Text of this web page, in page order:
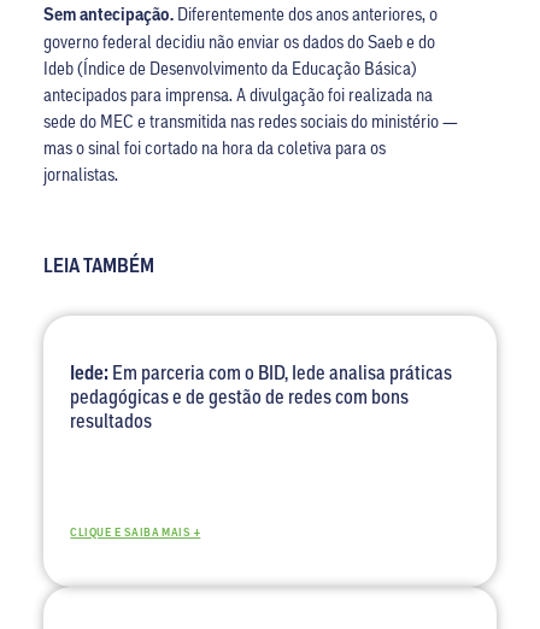
Sem antecipação.Diferentemente dos anos anteriores, o
governo federal decidiu não enviar os dados do Saeb e do
Ideb (Índice de Desenvolvimento da Educação Básica)
antecipados para imprensa. A divulgação foi realizada na
sede do MEC e transmitida nas redes sociais do ministério —
mas o sinal foi cortado na hora da coletiva para os
jornalistas.
LEIA TAMBÉM
Iede:Em parceria com o BID, Iede analisa práticas
pedagógicas e de gestão de redes com bons
resultados
CLIQUE E SAIBA MAIS +